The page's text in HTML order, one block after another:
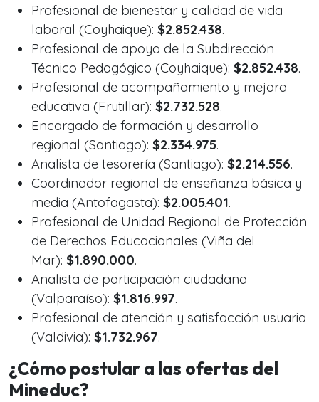
Profesional de bienestar y calidad de vida
laboral (Coyhaique): $2.852.438.
Profesional de apoyo de la Subdirección
Técnico Pedagógico (Coyhaique): $2.852.438.
Profesional de acompañamiento y mejora
educativa (Frutillar): $2.732.528.
Encargado de formación y desarrollo
regional (Santiago): $2.334.975.
Analista de tesorería (Santiago): $2.214.556.
Coordinador regional de enseñanza básica y
media (Antofagasta): $2.005.401.
Profesional de Unidad Regional de Protección
de Derechos Educacionales (Viña del
Mar): $1.890.000.
Analista de participación ciudadana
(Valparaíso): $1.816.997.
Profesional de atención y satisfacción usuaria
(Valdivia): $1.732.967.
¿Cómo postular a las ofertas del
Mineduc?